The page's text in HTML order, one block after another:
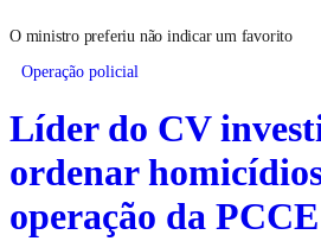
O ministro preferiu não indicar um favorito
Operação policial
Líder do CV
ordenar
operação da PCCE